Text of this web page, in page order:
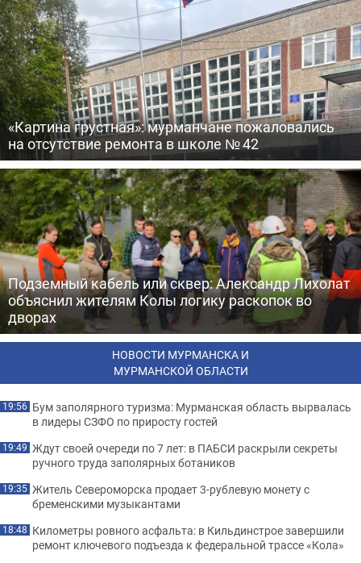
«Картина грустная»: мурманчане пожаловались
на отсутствие ремонта в школе № 42
Подземный кабель или сквер: Александр Лихолат
объяснил жителям Колы логику раскопок во
дворах
НОВОСТИ МУРМАНСКА И
МУРМАНСКОЙ ОБЛАСТИ
19:56 Бум заполярного туризма: Мурманская область вырвалась
в лидеры СЗФО по приросту гостей
19:49 Ждут своей очереди по 7 лет: в ПАБСИ раскрыли секреты
ручного труда заполярных ботаников
19:35 Житель Североморска продает 3-рублевую монету с
бременскими музыкантами
18:48 Километры ровного асфальта: в Кильдинстрое завершили
ремонт ключевого подъезда к федеральной трассе «Кола»